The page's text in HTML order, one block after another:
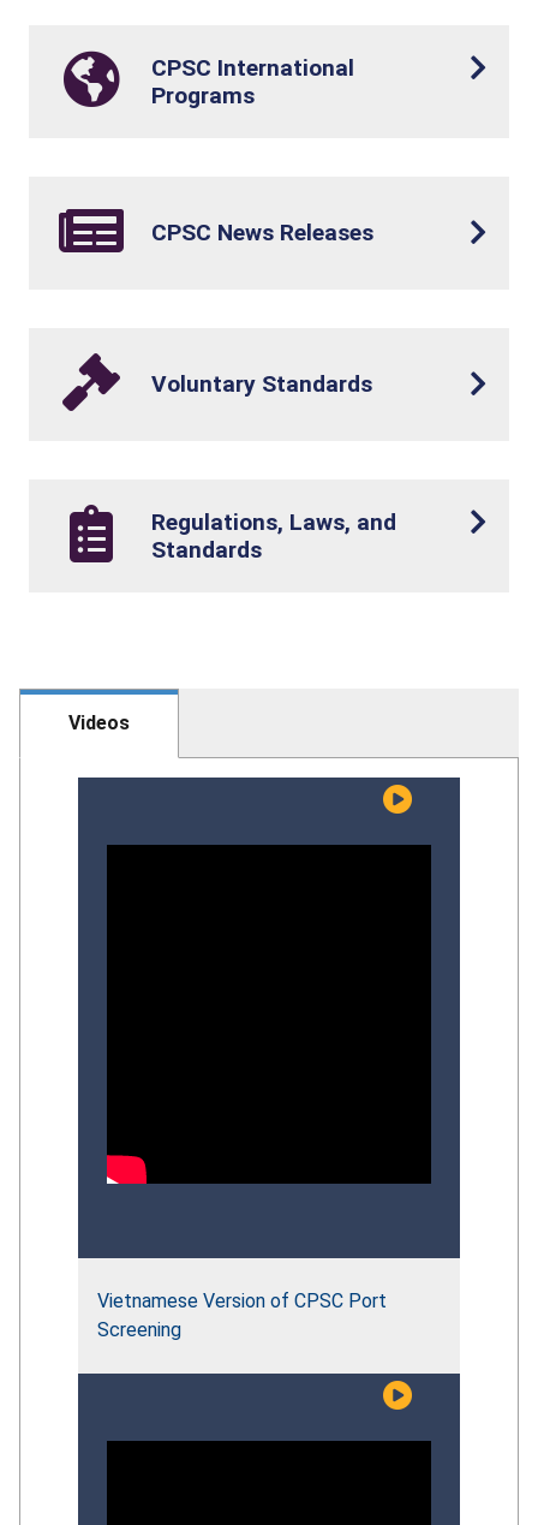
CPSC International
Programs
CPSC News Releases
Voluntary Standards
Regulations, Laws, and
Standards
Videos
Vietnamese Version of CPSC Port
Screening